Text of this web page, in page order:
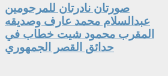
صورتان نادرتان للمرحومين
عبدالسلام محمد عارف وصديقه
المقرب محمود شيت خطاب في
حدائق القصر الجمهوري